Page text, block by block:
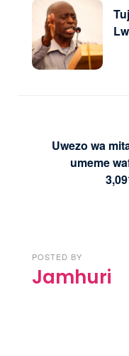
Uwezo wa
umeme
POSTED BY
Jamhuri